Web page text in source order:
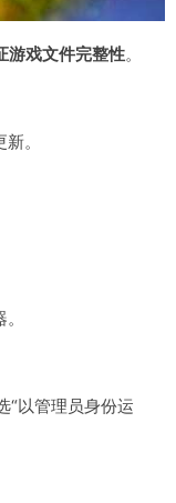
游戏文件完整性。
新。
“以管理员身份运